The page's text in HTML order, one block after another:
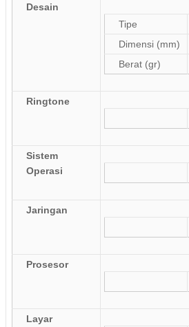
Desain
Tipe
Dimensi (mm)
Berat (gr)
Ringtone
Sistem
Operasi
Jaringan
Prosesor
Layar